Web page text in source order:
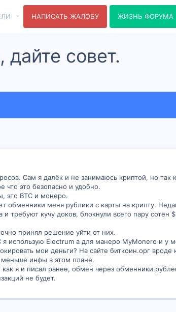
НАПИСАТЬ ЖАЛОБУ ЖИЗНЬ ФОРУМА
совет.
Сам я далёк и не занимаюсь криптой, но
что это безопасно и удобно.
это BTC и монеро.
обменники меня рублики с карты на крипту.
требуют кучу доков, блокнули всего пару
принял решение уйти от них.
я использую Electrum а для манеро MyMonero и у
мои деньги? На сайте биткоин.орг
инфы в этом плане.
как я и писал ранее, обмен через обменники
не будет.